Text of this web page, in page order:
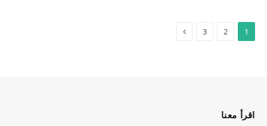
1
2
3
اقرأ معنا